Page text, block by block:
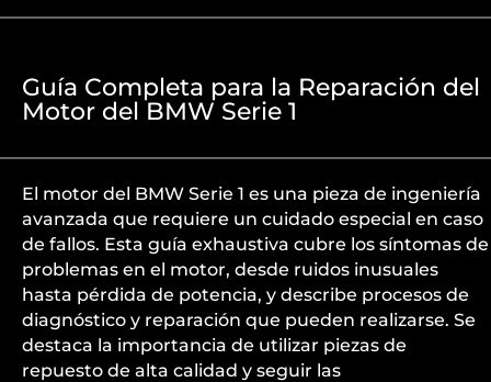
Guía Completa para la Reparación del
Motor del BMW Serie 1
El motor del BMW Serie 1 es una pieza de ingeniería
avanzada que requiere un cuidado especial en caso
de fallos. Esta guía exhaustiva cubre los síntomas de
problemas en el motor, desde ruidos inusuales
hasta pérdida de potencia, y describe procesos de
diagnóstico y reparación que pueden realizarse. Se
destaca la importancia de utilizar piezas de
repuesto de alta calidad y seguir las